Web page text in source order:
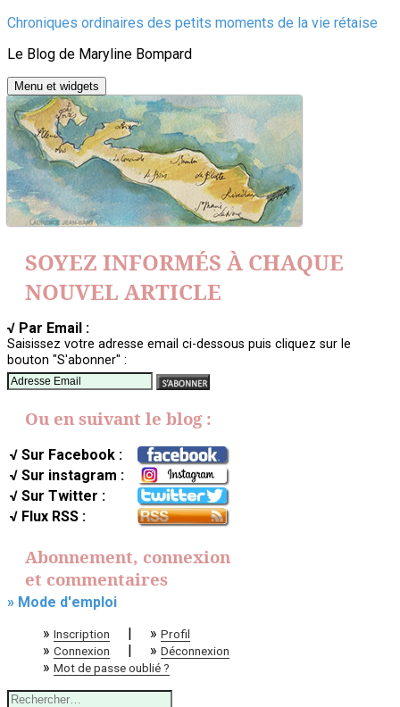
Aller
contenu
Chroniques ordinaires des petits moments de la vie rétaise
Le Blog de Maryline Bompard
Menu et widgets
SOYEZ INFORMÉS À CHAQUE
NOUVEL ARTICLE
√ Par Email :
Saisissez votre adresse email ci-dessous puis cliquez sur le
bouton "S'abonner" :
Ou en suivant le blog :
√ Sur Facebook :
√ Sur instagram :
√ Sur Twitter :
√ Flux RSS :
Abonnement, connexion
et commentaires
» Mode d'emploi
» Inscription | » Profil
» Connexion | » Déconnexion
» Mot de passe oublié ?
Rechercher :